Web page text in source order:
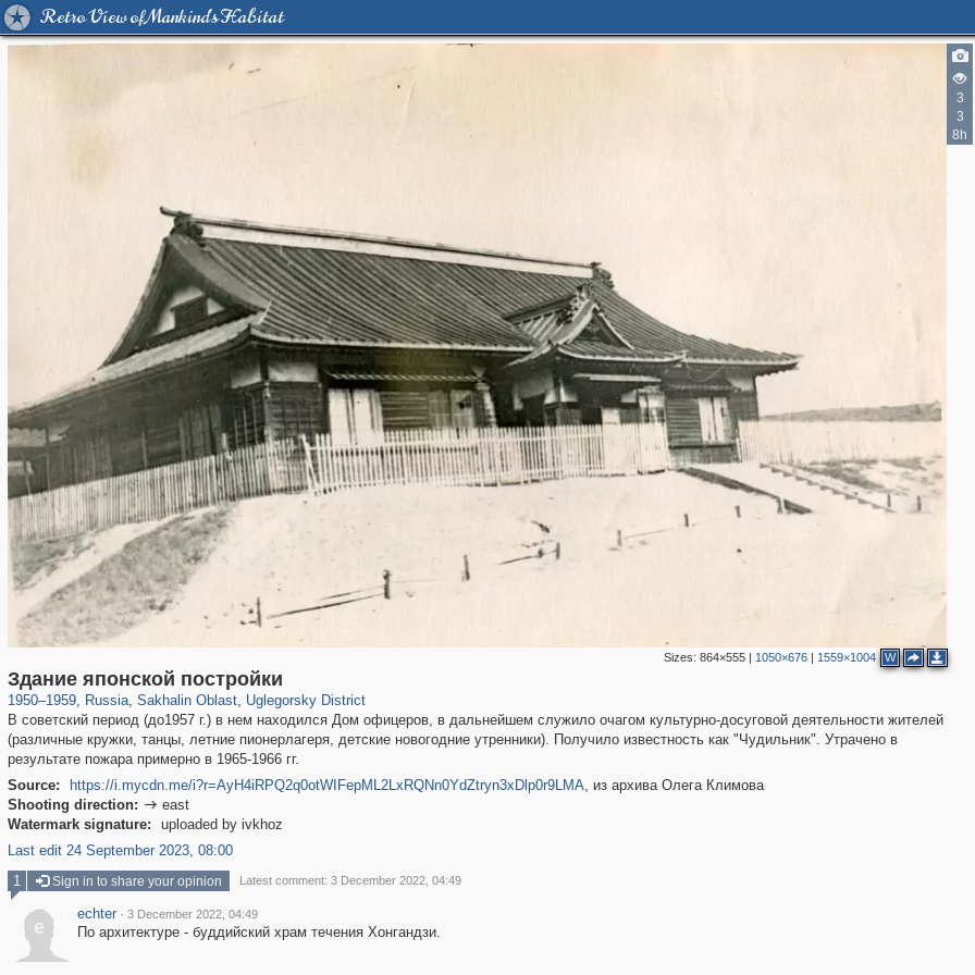
Retro View of Mankind's Habitat
3
3
8h
Sizes: 864×555| 1050×676| 1559×1004 W
Здание японской постройки
1950–1959, Russia
1,406,255 29,243
, Sakhalin Oblast
10,819 79
, Uglegorsky District
375
В советский период (до1957 г.) в нем находился Дом офицеров, ​в дальнейшем служило очагом культурно-досуговой деятельности жителей
(различные кружки, танцы, летние пионерлагеря, детские новогодние утренники). Получило известность как "Чудильник". Утрачено в
результате пожара примерно в 1965-1966 гг.
Source:
https://i.mycdn.me/i?r=AyH4iRPQ2q0otWIFepML2LxRQNn0YdZtryn3xDlp0r9LMA, из архива Олега Климова
Shooting direction:  east
Watermark signature:
uploaded by ivkhoz
Last edit 24 September 2023, 08:00
1 Sign in to share your opinion Latest comment: 3 December 2022, 04:49
e
echter · 3 December 2022, 04:49
По архитектуре - буддийский храм течения Хонгандзи.